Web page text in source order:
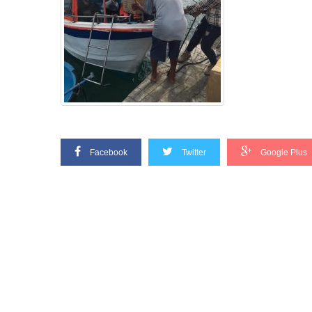
Facebook Twitter Google Plus